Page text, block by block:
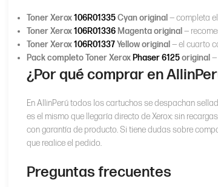
Toner Xerox106R01335Cyan original — completa
Toner Xerox106R01336 Magenta original —
Toner Xerox106R01337Yellow original — el cuarto
Pack completo Toner Xerox Phaser 6125original —
¿Por qué comprar en
En AllinPerú todos los cartuchos se despachan
es el mismo que llegaría directo de Xerox: sin
con garantía de producto. Si tiene dudas sobre
que realice el pedido.
Preguntas frecuentes